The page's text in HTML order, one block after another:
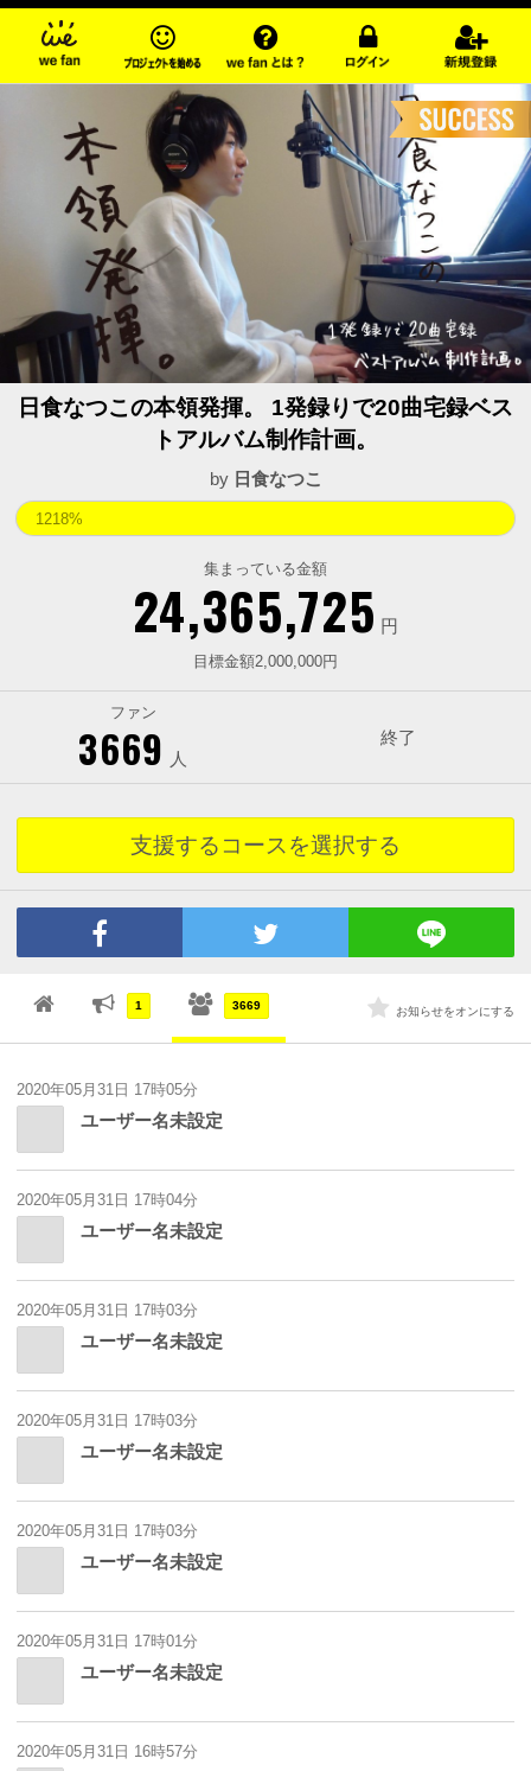
日食なつこの本領発揮。 1発録りで20曲宅録ベス
トアルバム制作計画。
by 日食なつこ
集まっている金額
24,365,725 円
1218%
目標金額2,000,000円
ファン
3669 人
終了
支援するコースを選択する
1 3669 お知らせをオンにする
2020年05月31日 17時05分
ユーザー名未設定
2020年05月31日 17時04分
ユーザー名未設定
2020年05月31日 17時03分
ユーザー名未設定
2020年05月31日 17時03分
ユーザー名未設定
2020年05月31日 17時03分
ユーザー名未設定
2020年05月31日 17時01分
ユーザー名未設定
2020年05月31日 16時57分